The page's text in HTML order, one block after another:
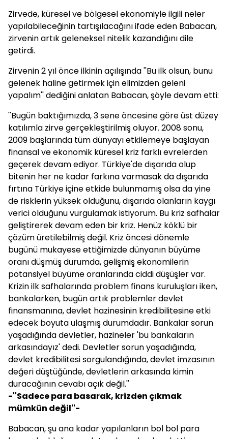
Zirvede, küresel ve bölgesel ekonomiyle ilgili neler
yapılabileceğinin tartışılacağını ifade eden Babacan,
zirvenin artık geleneksel nitelik kazandığını dile
getirdi.
Zirvenin 2 yıl önce ilkinin açılışında ''Bu ilk olsun, bunu
gelenek haline getirmek için elimizden geleni
yapalım'' dediğini anlatan Babacan, şöyle devam etti:
''Bugün baktığımızda, 3 sene öncesine göre üst düzey
katılımla zirve gerçekleştirilmiş oluyor. 2008 sonu,
2009 başlarında tüm dünyayı etkilemeye başlayan
finansal ve ekonomik küresel kriz farklı evrelerden
geçerek devam ediyor. Türkiye'de dışarıda olup
bitenin her ne kadar farkına varmasak da dışarıda
fırtına Türkiye içine etkide bulunmamış olsa da yine
de risklerin yüksek olduğunu, dışarıda olanların kaygı
verici olduğunu vurgulamak istiyorum. Bu kriz safhalar
geliştirerek devam eden bir kriz. Henüz köklü bir
çözüm üretilebilmiş değil. Kriz öncesi dönemle
bugünü mukayese ettiğimizde dünyanın büyüme
oranı düşmüş durumda, gelişmiş ekonomilerin
potansiyel büyüme oranlarında ciddi düşüşler var.
Krizin ilk safhalarında problem finans kuruluşları iken,
bankalarken, bugün artık problemler devlet
finansmanına, devlet hazinesinin kredibilitesine etki
edecek boyuta ulaşmış durumdadır. Bankalar sorun
yaşadığında devletler, hazineler 'bu bankaların
arkasındayız' dedi. Devletler sorun yaşadığında,
devlet kredibilitesi sorgulandığında, devlet imzasının
değeri düştüğünde, devletlerin arkasında kimin
duracağının cevabı açık değil.''
-''Sadece para basarak, krizden çıkmak
mümkün değil''-
Babacan, şu ana kadar yapılanların bol bol para